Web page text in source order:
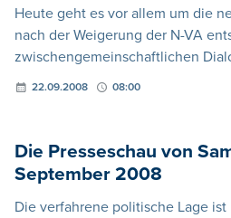
Heute geht es vor allem um die
nach der Weigerung der N-VA
zwischengemeinschaftlichen
22.09.2008 08:00
Die Presseschau von
September 2008
Die verfahrene politische Lage